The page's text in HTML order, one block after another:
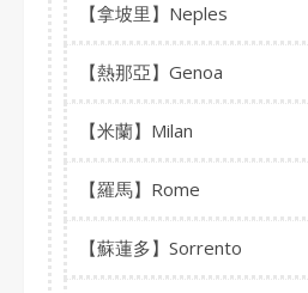
【拿坡里】Neples
【熱那亞】Genoa
【米蘭】Milan
【羅馬】Rome
【蘇蓮多】Sorrento